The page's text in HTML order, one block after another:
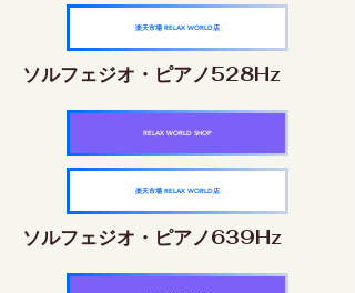
楽天市場 RELAX WORLD店
ソルフェジオ・ピアノ528Hz
RELAX WORLD SHOP
楽天市場 RELAX WORLD店
ソルフェジオ・ピアノ639Hz